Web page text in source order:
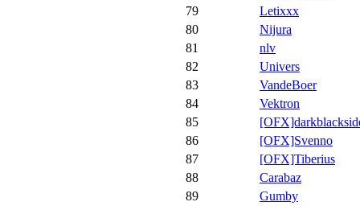
79
Letixxx
80
Nijura
81
nlv
82
Univers
83
VandeBoer
84
Vektron
85
86
[OFX]Svenno
87
[OFX]Tiberius
88
Carabaz
89
Gumby